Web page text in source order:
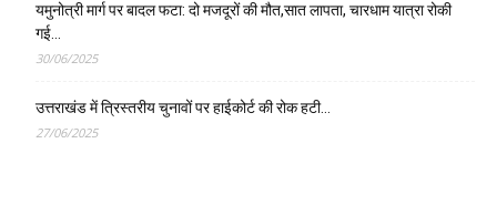
यमुनोत्री मार्ग पर बादल फटा: दो मजदूरों की मौत,सात लापता, चारधाम यात्रा रोकी
गई…
30/06/2025
उत्तराखंड में त्रिस्तरीय चुनावों पर हाईकोर्ट की रोक हटी…
27/06/2025